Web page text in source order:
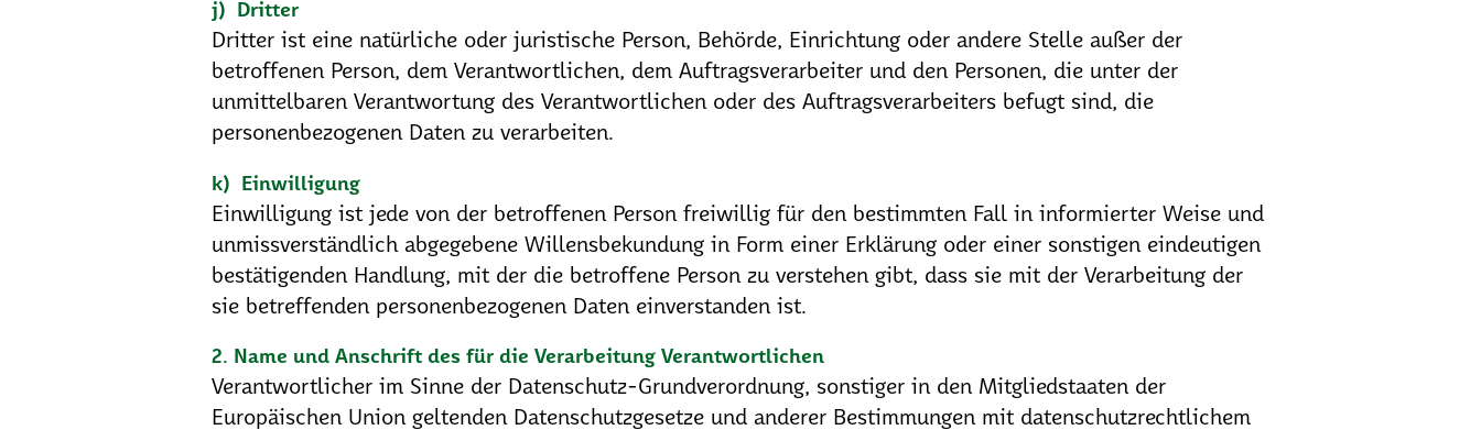
j) Dritter
Dritter ist eine natürliche oder juristische Person, Behörde, Einrichtung oder andere Stelle außer der
betroffenen Person, dem Verantwortlichen, dem Auftragsverarbeiter und den Personen, die unter der
unmittelbaren Verantwortung des Verantwortlichen oder des Auftragsverarbeiters befugt sind, die
personenbezogenen Daten zu verarbeiten.
k) Einwilligung
Einwilligung ist jede von der betroffenen Person freiwillig für den bestimmten Fall in informierter Weise und
unmissverständlich abgegebene Willensbekundung in Form einer Erklärung oder einer sonstigen eindeutigen
bestätigenden Handlung, mit der die betroffene Person zu verstehen gibt, dass sie mit der Verarbeitung der
sie betreffenden personenbezogenen Daten einverstanden ist.
2. Name und Anschrift des für die Verarbeitung Verantwortlichen
Verantwortlicher im Sinne der Datenschutz-Grundverordnung, sonstiger in den Mitgliedstaaten der
Europäischen Union geltenden Datenschutzgesetze und anderer Bestimmungen mit datenschutzrechtlichem